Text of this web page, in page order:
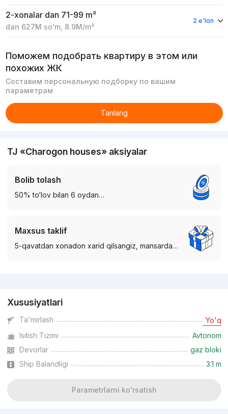
2-xonalar dan 71-99 m²
dan 627M soʻm, 8.9M/m²
2 e'lon
Поможем подобрать квартиру в этом или
похожих ЖК
Составим персональную подборку по вашим
параметрам
Tanlang
TJ «Charogon houses» aksiyalar
Bolib tolash
50% to‘lov bilan 6 oydan…
Maxsus taklif
5-qavatdan xonadon xarid qilsangiz, mansarda…
Xususiyatlari
Ta'mirlash Yo'q
Isitish Tizimi
Avtonom
Devorlar
gaz bloki
Ship Balandligi
3.1 m
Parametrlarni ko'rsatish